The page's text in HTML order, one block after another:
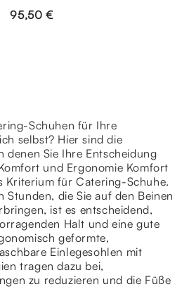
95,50 €
Schuhen für Ihre
selbst? Hier sind die
denen Sie Ihre Entscheidung
und Ergonomie Komfort
Kriterium für Catering-Schuhe.
Stunden, die Sie auf den Beinen
ist es entscheidend,
Halt und eine gute
geformte,
Einlegesohlen mit
tragen dazu bei,
zu reduzieren und die Füße